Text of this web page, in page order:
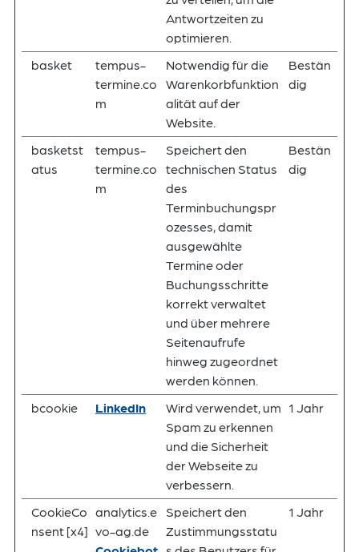
Antwortzeiten zu
optimieren.
basket
tempus-
termine.co
m
Notwendig für die
Warenkorbfunktion
alität auf der
Website.
Bestän
dig
basketst
atus
tempus-
termine.co
m
Speichert den
technischen Status
des
Terminbuchungspr
ozesses, damit
ausgewählte
Termine oder
Buchungsschritte
korrekt verwaltet
und über mehrere
Seitenaufrufe
hinweg zugeordnet
werden können.
Bestän
dig
bcookie LinkedIn
Wird verwendet, um
Spam zu erkennen
und die Sicherheit
der Webseite zu
verbessern.
1 Jahr
CookieCo
nsent [x4]
analytics.e
vo-ag.de
Speichert den
Zustimmungsstatu
1 Jahr